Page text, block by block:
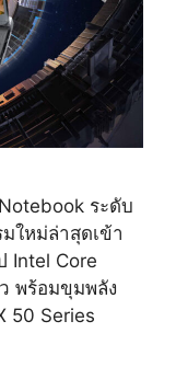
ระดับ
ใหม่ล่าสุดเข้า
Intel Core
พร้อมขุมพลัง
50 Series